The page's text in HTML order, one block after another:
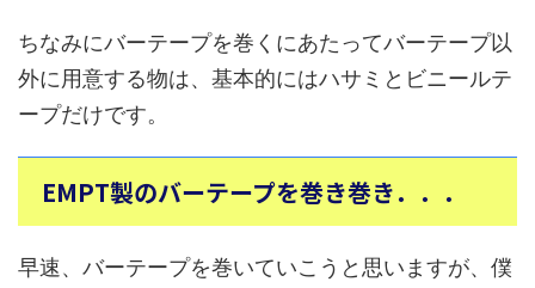
ちなみにバーテープを巻くにあたってバーテープ以
外に用意する物は、基本的にはハサミとビニールテ
ープだけです。
EMPT製のバーテープを巻き巻き．．．
早速、バーテープを巻いていこうと思いますが、僕